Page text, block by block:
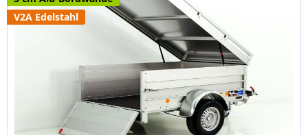
V2A Edelstahl